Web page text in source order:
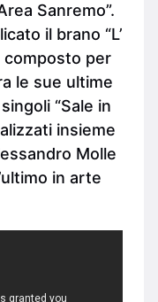
Sanremo”.
il brano “L’
composto per
le sue ultime
“Sale in
insieme
Molle
in arte